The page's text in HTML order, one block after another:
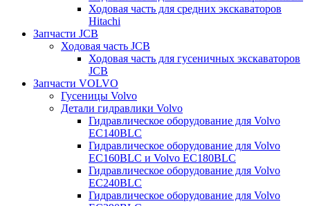
Ходовая часть для средних экскаваторов
Hitachi
Запчасти JCB
Ходовая часть JCB
Ходовая часть для гусеничных экскаваторов
JCB
Запчасти VOLVO
Гусеницы Volvo
Детали гидравлики Volvo
Гидравлическое оборудование для Volvo
EC140BLC
Гидравлическое оборудование для Volvo
EC160BLC и Volvo EC180BLC
Гидравлическое оборудование для Volvo
EC240BLC
Гидравлическое оборудование для Volvo